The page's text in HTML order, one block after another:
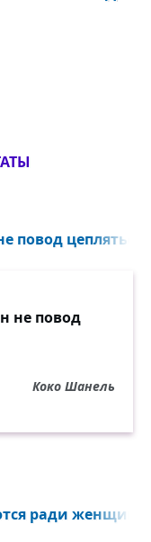
цепляться
не повод
Коко Шанель
ради женщин...